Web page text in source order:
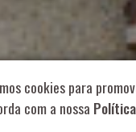
cookies para
com a nossa